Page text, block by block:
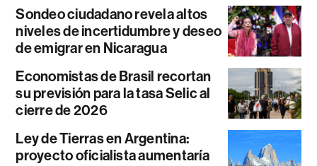
Sondeo ciudadano revela altos
niveles de incertidumbre y deseo
de emigrar en Nicaragua
Economistas de Brasil recortan
su previsión para la tasa Selic al
cierre de 2026
Ley de Tierras en Argentina:
proyecto oficialista aumentaría